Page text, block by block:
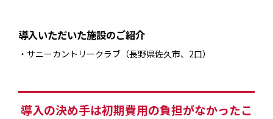
導入いただいた施設のご紹介
サニーカントリークラブ（長野県佐久市、2口）
導入の決め手は初期費用の負担がなかったこ